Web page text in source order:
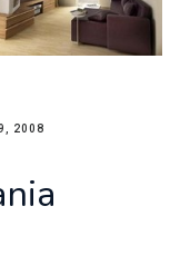
2008